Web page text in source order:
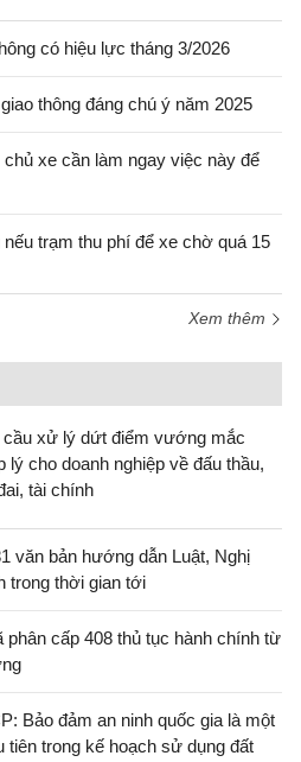
có hiệu lực tháng 3/2026
thông đáng chú ý năm 2025
xe cần làm ngay việc này để
nếu trạm thu phí để xe chờ quá 15
Xem thêm
cầu xử lý dứt điểm vướng mắc
lý cho doanh nghiệp về đấu thầu,
tài chính
văn bản hướng dẫn Luật, Nghị
trong thời gian tới
phân cấp 408 thủ tục hành chính từ
Bảo đảm an ninh quốc gia là một
trong kế hoạch sử dụng đất